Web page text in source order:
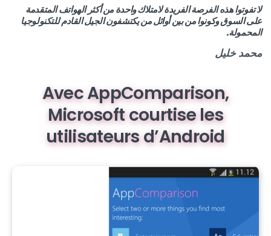
لا تفوتوا هذه الفرصة الفريدة لامتلاك واحدة من أكثر الهواتف المتقدمة
على السوق وكونوا من بين أوائل من يكتشفون الجيل القادم للتكنولوجيا
المحمولة.
محمد خليل
Avec AppComparison,
Microsoft courtise les
utilisateurs d’Android